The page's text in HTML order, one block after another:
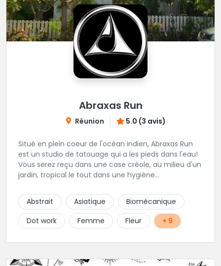
Abraxas Run
Réunion 5.0 (3 avis)
Situé en plein coeur de l'océan indien, Abraxas Run
est un studio de tatouage qui a les pieds dans l'eau!
Vous serez reçu dans une case créole, au milieu d'un
jardin, tropical le tout dans une hygiène
choix de bijoux et uniquement dans des matières
biocompatibles! Vous le trouverez à Saint-Gilles les
Bains...les doigts de pieds en éventail...
Abstrait Asiatique
Biomécanique
Dot work
Femme Fleur + 9